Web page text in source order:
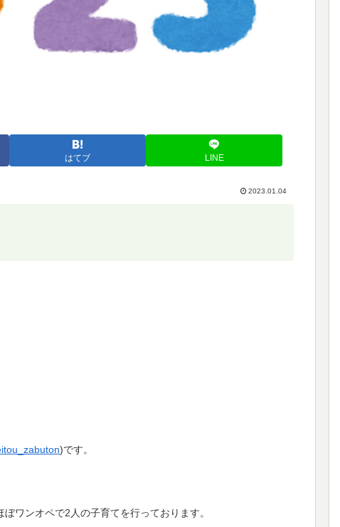
はてブ LINE
2023.01.04
)です。
ワンオペで2人の子育てを行っております。